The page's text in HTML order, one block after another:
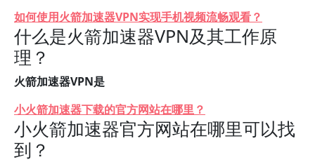
如何使用火箭加速器VPN实现手机视频流畅观看？
什么是火箭加速器VPN及其工作原
理？
火箭加速器VPN是
小火箭加速器下载的官方网站在哪里？
小火箭加速器官方网站在哪里可以找
到？